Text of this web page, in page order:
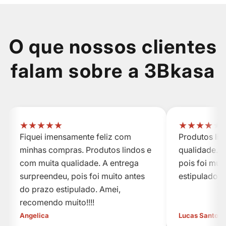
O que nossos clientes
falam sobre a 3Bkasa
★★★★★
Fiquei imensamente feliz com
minhas compras. Produtos lindos e
com muita qualidade. A entrega
surpreendeu, pois foi muito antes
do prazo estipulado. Amei,
recomendo muito!!!!
Angelica
★★★★
Produtos
qualidade.
pois foi
estipulado.
Lucas Santos